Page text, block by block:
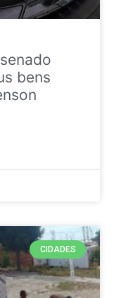
bens
CIDADES